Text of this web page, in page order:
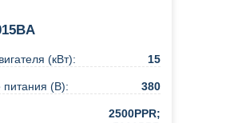
(кВт): 15
(В): 380
2500PPR;